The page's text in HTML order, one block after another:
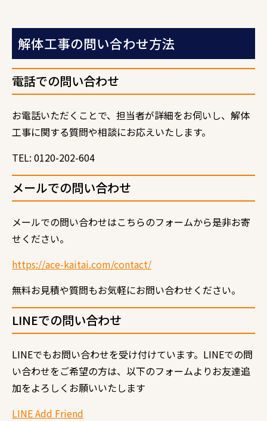
解体工事の問い合わせ方法
電話での問い合わせ
お電話いただくことで、担当者が詳細をお伺いし、解体
工事に関する質問や相談にお応えいたします。
TEL: 0120-202-604
メールでの問い合わせ
メールでの問い合わせはこちらのフォームから是非お寄
せください。
https://ace-kaitai.com/contact/
無料お見積や質問もお気軽にお問い合わせください。
LINEでの問い合わせ
LINEでもお問い合わせを受け付けています。 LINEでの問
い合わせをご希望の方は、以下のフォームよりお友達追
加をよろしくお願いいたします
LINE Add Friend